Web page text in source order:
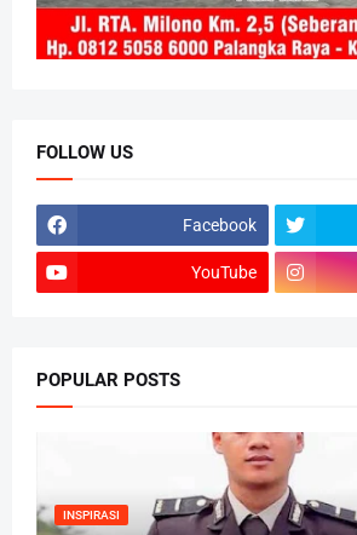
FOLLOW US
Facebook
YouTube
POPULAR POSTS
INSPIRASI